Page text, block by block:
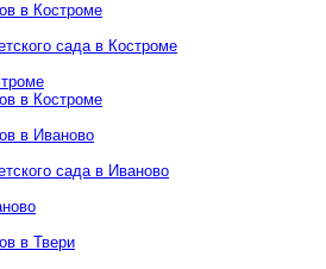
в Костроме
сада в Костроме
в Костроме
в Иваново
сада в Иваново
в Твери